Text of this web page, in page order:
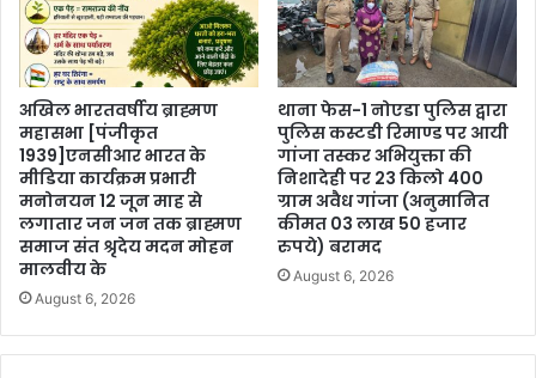
अखिल भारतवर्षीय ब्राह्मण
महासभा [पंजीकृत
1939]एनसीआर भारत के
मीडिया कार्यक्रम प्रभारी
मनोनयन 12 जून माह से
लगातार जन जन तक ब्राह्मण
समाज संत श्रृदेय मदन मोहन
मालवीय के
August 6, 2026
थाना फेस-1 नोएडा पुलिस द्वारा
पुलिस कस्टडी रिमाण्ड पर आयी
गांजा तस्कर अभियुक्ता की
निशादेही पर 23 किलो 400
ग्राम अवैध गांजा (अनुमानित
कीमत 03 लाख 50 हजार
रुपये) बरामद
August 6, 2026